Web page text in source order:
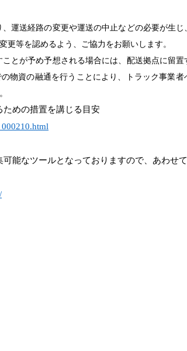
運送経路の変更や運送の中止などの必要が生
等を認めるよう、ご協力をお願いします。
とが予め予想される場合には、配送拠点に留
物資の融通を行うことにより、トラック事業
ための措置を講じる目安
能なツールとなっておりますので、あわせ